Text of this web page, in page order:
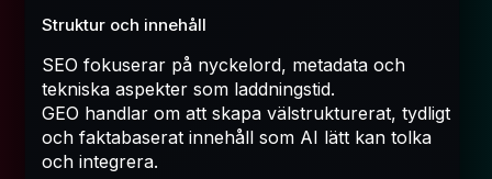
Struktur och innehåll
SEO fokuserar på nyckelord, metadata och
tekniska aspekter som laddningstid.
GEO handlar om att skapa välstrukturerat, tydligt
och faktabaserat innehåll som AI lätt kan tolka
och integrera.